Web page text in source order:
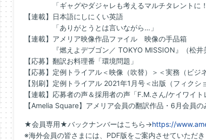
「ギャグやダジャレも考えるマルチタレントに！
【連載】日本語にしにくい英語
「ありがとうとは言いながら…」
【連載】アメリア映像作品ファイル 映像の手品箱
『燃えよデブゴン／ TOKYO MISSION』（松井美
【応募】翻訳お料理番「環境問題」
【応募】定例トライアル＜映像（吹替）＞＜実務（ビジ
【別刷】定例トライアル 2021年1月号＜出版（フィクシ
【連載】応募者の声＆採用者の声「F.M.さん/ケイワイト
【Amelia Square】アメリア会員の翻訳作品・6月会員の
★会員専用★バックナンバーはこちら→https://
※海外会員の皆さまには、PDF版をご案内させていただき